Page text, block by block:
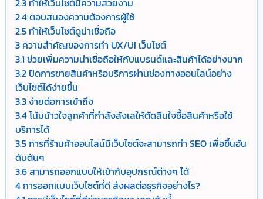
2.3 ทำให้เว็บไซต์มีความสวยงาม
2.4ตอบสนองความต้องการผู้ใช้
2.5 ทำให้เว็บไซต์ดูน่าเชื่อถือ
3 ความสำคัญของการทำ UX/UI เว็บไซต์
3.1 ช่วยเพิ่มความน่าเชื่อถือให้กับแบรนด์และสินค้าได้อย่างมาก
3.2ปิดการขายสินค้าหรือบริการผ่านช่องทางออนไลน์อย่าง
เว็บไซต์ได้ง่ายขึ้น
3.3ง่ายต่อการเข้าถึง
3.4โน้มน้าวใจลูกค้าที่กำลังลังเลให้ตัดสินใจซื้อสินค้าหรือใช้
บริการได้
3.5การที่ร้านค้าออนไลน์มีเว็บไซต์จะสามารถทำ SEO เพื่อขึ้นอัน
ดับต้นๆ
3.6สามารถออกแบบให้เข้ากับอุปกรณ์ต่างๆ ได้
4การออกแบบเว็บไซต์ที่ดี ส่งผลต่อธุรกิจอย่างไร?